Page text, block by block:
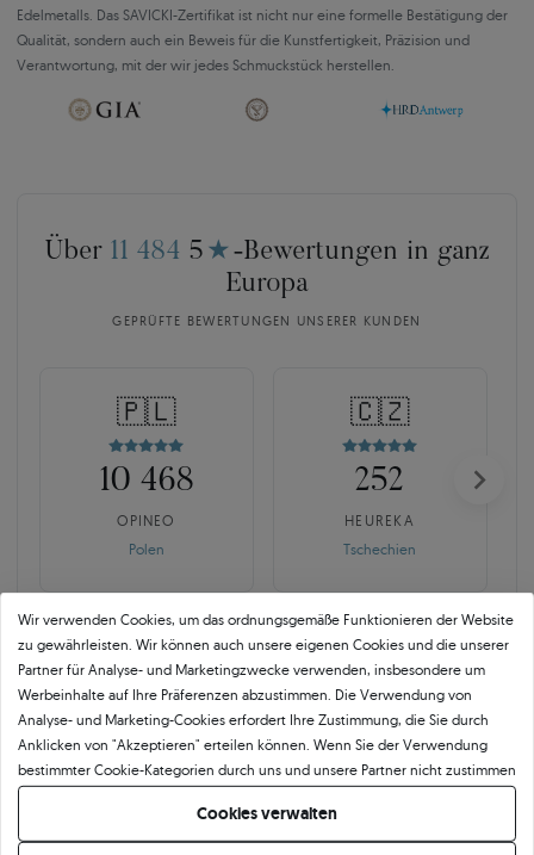
Edelmetalls. Das SAVICKI-Zertifikat ist nicht nur eine formelle Bestätigung der
Qualität, sondern auch ein Beweis für die Kunstfertigkeit, Präzision und
Verantwortung, mit der wir jedes Schmuckstück herstellen.
Über 11 484 5 ★ -Bewertungen in ganz
Europa
GEPRÜFTE BEWERTUNGEN UNSERER KUNDEN
🇵🇱
10 468
OPINEO
Polen
🇨🇿
252
HEUREKA
Tschechien
SAVICKI 5C ist mehr als der
Branchenstandard.
der Frieden nicht mit einem Zertifikat. Kontrolle bedeutet bewusste Auswahl
Wir verwenden Cookies, um das ordnungsgemäße Funktionieren der Website
zu gewährleisten. Wir können auch unsere eigenen Cookies und die unserer
Partner für Analyse- und Marketingzwecke verwenden, insbesondere um
Werbeinhalte auf Ihre Präferenzen abzustimmen. Die Verwendung von
Analyse- und Marketing-Cookies erfordert Ihre Zustimmung, die Sie durch
Anklicken von "Akzeptieren" erteilen können. Wenn Sie der Verwendung
bestimmter Cookie-Kategorien durch uns und unsere Partner nicht zustimmen
möchten, klicken Sie auf "Lassen Sie mich wählen" und bestimmen Sie Ihre
Präferenzen. Sie können Ihre Zustimmung jederzeit widerrufen, indem Sie
Ihre Cookie-Einstellungen ändern.
Cookies verwalten